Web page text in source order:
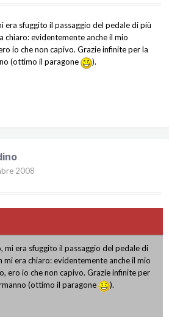
era sfuggito il passaggio del pedale di più
chiaro: evidentemente anche il mio
io che non capivo. Grazie infinite per la
(ottimo il paragone
).
2008
mi era sfuggito il passaggio del pedale di
mi era chiaro: evidentemente anche il mio
ero io che non capivo. Grazie infinite per
(ottimo il paragone
).